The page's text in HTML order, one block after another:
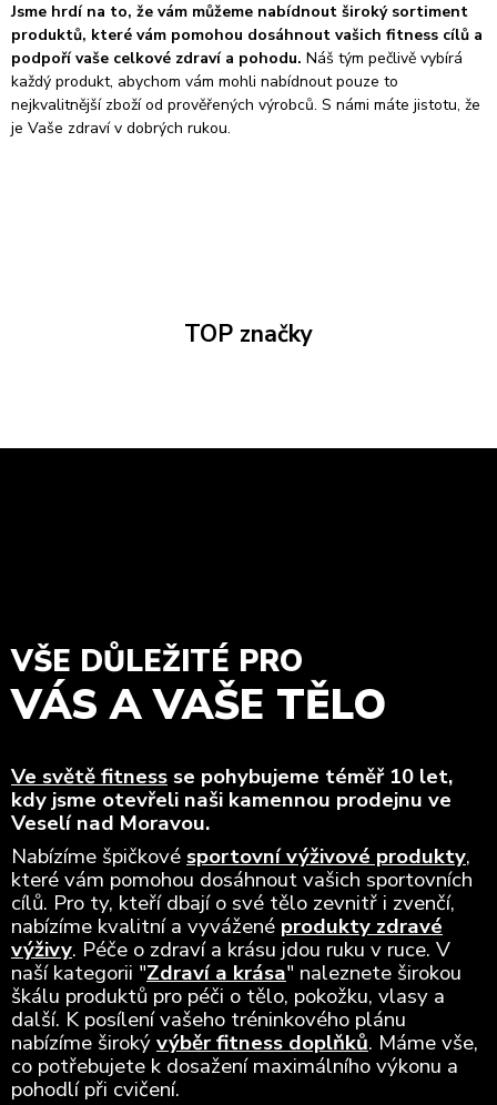
Jsme hrdí na to, že vám můžeme nabídnout široký sortiment
produktů, které vám pomohou dosáhnout vašich fitness cílů a
podpoří vaše celkové zdraví a pohodu. Náš tým pečlivě vybírá
každý produkt, abychom vám mohli nabídnout pouze to
nejkvalitnější zboží od prověřených výrobců. S námi máte jistotu, že
je Vaše zdraví v dobrých rukou.
TOP značky
VŠE DŮLEŽITÉ PRO
VÁS A VAŠE TĚLO
Ve světě fitness se pohybujeme téměř 10 let,
kdy jsme otevřeli naši kamennou prodejnu ve
Veselí nad Moravou.
Nabízíme špičkové sportovní výživové produkty,
které vám pomohou dosáhnout vašich sportovních
cílů. Pro ty, kteří dbají o své tělo zevnitř i zvenčí,
nabízíme kvalitní a vyvážené produkty zdravé
výživy. Péče o zdraví a krásu jdou ruku v ruce. V
naší kategorii "Zdraví a krása" naleznete širokou
škálu produktů pro péči o tělo, pokožku, vlasy a
další. K posílení vašeho tréninkového plánu
nabízíme širokývýběr fitness doplňků. Máme vše,
co potřebujete k dosažení maximálního výkonu a
pohodlí při cvičení.